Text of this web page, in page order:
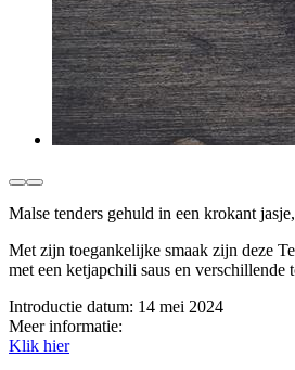
Malse tenders gehuld in een krokant
Met zijn toegankelijke smaak zijn deze
met een ketjapchili saus en
Introductie datum: 14 mei 2024
Meer informatie:
Klik hier